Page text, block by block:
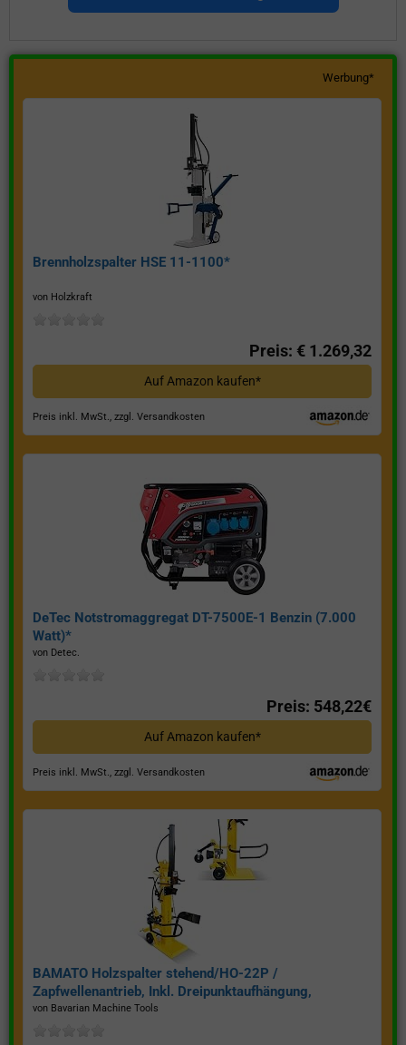
Werbung*
Brennholzspalter HSE 11-1100*
von Holzkraft
Preis: € 1.269,32
Auf Amazon kaufen*
Preis inkl. MwSt., zzgl. Versandkosten
DeTec Notstromaggregat DT-7500E-1 Benzin (7.000
Watt)*
von Detec.
Preis: 548,22€
Auf Amazon kaufen*
Preis inkl. MwSt., zzgl. Versandkosten
BAMATO Holzspalter stehend/HO-22P /
Zapfwellenantrieb, Inkl. Dreipunktaufhängung,
Spaltkraft 22 Tonnen*
von Bavarian Machine Tools